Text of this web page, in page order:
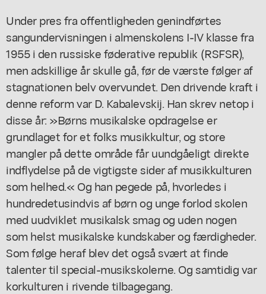
Under pres fra offentligheden genindførtes
sangundervisningen i almenskolens I-IV klasse fra
1955 i den russiske føderative republik (RSFSR),
men adskillige år skulle gå, før de værste følger af
stagnationen belv overvundet. Den drivende kraft i
denne reform var D. Kabalevskij. Han skrev netop i
disse år: »Børns musikalske opdragelse er
grundlaget for et folks musikkultur, og store
mangler på dette område får uundgåeligt direkte
indflydelse på de vigtigste sider af musikkulturen
som helhed.« Og han pegede på, hvorledes i
hundredetusindvis af børn og unge forlod skolen
med uudviklet musikalsk smag og uden nogen
som helst musikalske kundskaber og færdigheder.
Som følge heraf blev det også svært at finde
talenter til special-musikskolerne. Og samtidig var
korkulturen i rivende tilbagegang.